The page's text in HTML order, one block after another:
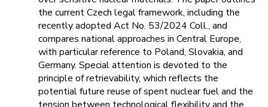
the current Czech legal framework, including the
recently adopted Act No. 53/2024 Coll., and
compares national approaches in Central Europe,
with particular reference to Poland, Slovakia, and
Germany. Special attention is devoted to the
principle of retrievability, which reflects the
potential future reuse of spent nuclear fuel and the
tension between technological flexibility and the